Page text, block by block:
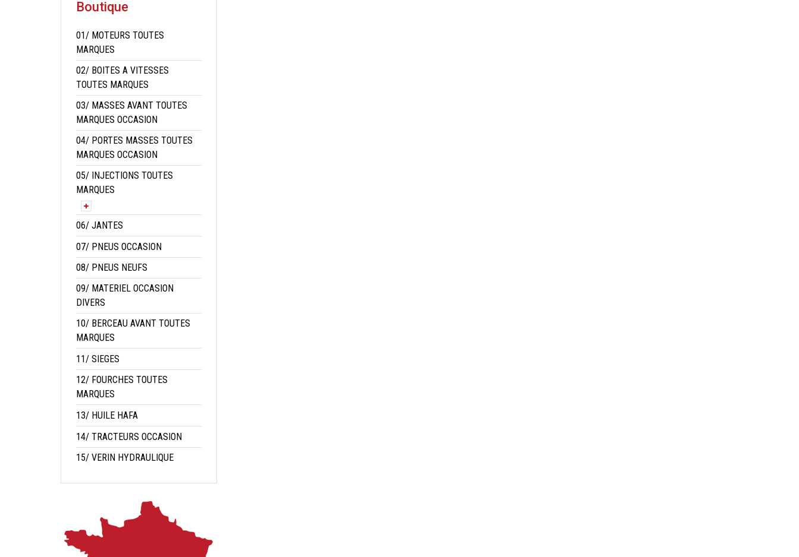
Boutique
01/ MOTEURS TOUTES
MARQUES
02/ BOITES A VITESSES
TOUTES MARQUES
03/ MASSES AVANT TOUTES
MARQUES OCCASION
04/ PORTES MASSES TOUTES
MARQUES OCCASION
05/ INJECTIONS TOUTES
MARQUES
06/ JANTES
07/ PNEUS OCCASION
08/ PNEUS NEUFS
09/ MATERIEL OCCASION
DIVERS
10/ BERCEAU AVANT TOUTES
MARQUES
11/ SIEGES
12/ FOURCHES TOUTES
MARQUES
13/ HUILE HAFA
14/ TRACTEURS OCCASION
15/ VERIN HYDRAULIQUE